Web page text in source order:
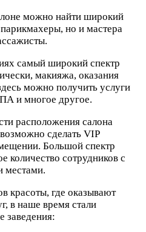
можно найти широкий
парикмахеры, но и мастера
самый широкий спектр
макияжа, оказания
можно получить услуги
и многое другое.
расположения салона
сделать VIP
Большой спектр
количество сотрудников с
местами.
красоты, где оказывают
в наше время стали
заведения: